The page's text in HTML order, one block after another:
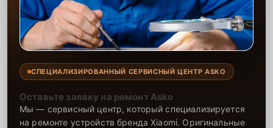
СПЕЦИАЛИЗИРОВАННЫЙ СЕРВИСНЫЙ ЦЕНТР ASKO
Оставьте заявку на ремонт Asko
Мы — сервисный центр, который специализируется
на ремонте устройств бренда Xiaomi. Оригинальные